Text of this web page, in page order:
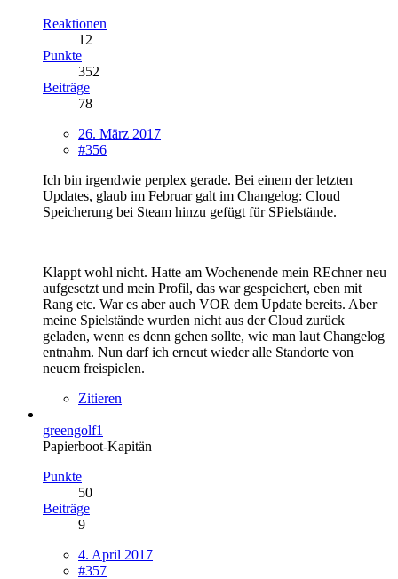
Reaktionen
12
Punkte
352
Beiträge
78
26. März 2017
#356
Ich bin irgendwie perplex gerade. Bei einem der letzten
Updates, glaub im Februar galt im Changelog: Cloud
Speicherung bei Steam hinzu gefügt für SPielstände.
Klappt wohl nicht. Hatte am Wochenende mein REchner neu
aufgesetzt und mein Profil, das war gespeichert, eben mit
Rang etc. War es aber auch VOR dem Update bereits. Aber
meine Spielstände wurden nicht aus der Cloud zurück
geladen, wenn es denn gehen sollte, wie man laut Changelog
entnahm. Nun darf ich erneut wieder alle Standorte von
neuem freispielen.
Zitieren
greengolf1
Papierboot-Kapitän
Punkte
50
Beiträge
9
4. April 2017
#357